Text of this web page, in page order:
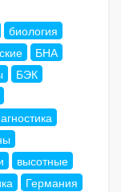
биология
БНА
БЭК
высотные
Германия